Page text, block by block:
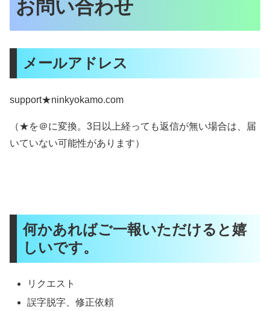
お問い合わせ
メールアドレス
support★ninkyokamo.com
（★を＠に変換。3日以上経っても返信が無い場合は、届
いていない可能性があります）
何かあればご一報いただけると嬉
しいです。
リクエスト
誤字脱字、修正依頼